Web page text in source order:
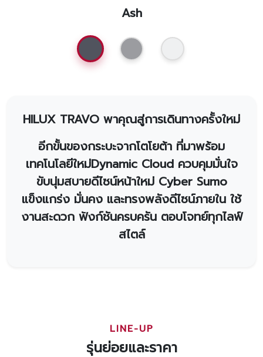
Ash
HILUX TRAVO พาคุณสู่การเดินทางครั้งใหม่
อีกขั้นของกระบะจากโตโยต้า ที่มาพร้อม
เทคโนโลยีใหม่Dynamic Cloud ควบคุมมั่นใจ
ขับนุ่มสบายดีไซน์หน้าใหม่ Cyber Sumo
แข็งแกร่ง มั่นคง และทรงพลังดีไซน์ภายใน ใช้
งานสะดวก ฟังก์ชันครบครัน ตอบโจทย์ทุกไลฟ์
สไตล์
LINE-UP
รุ่นย่อยและราคา